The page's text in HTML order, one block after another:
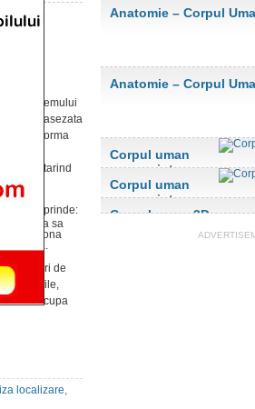
al sistemului
asezata
o forma
cm,
cm, cantarind
adult cuprinde:
sa
sau zona
5 feluri de
bazofile,
ocupa
localizare,
Anatomie – Corpul
Anatomie – Corpul
Corpul uman
organe interne
Corpul uman
organe interne
Corpul uman 3D